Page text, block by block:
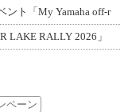
ント「My Yamaha off-r
LAKE RALLY 2026」
ペーン